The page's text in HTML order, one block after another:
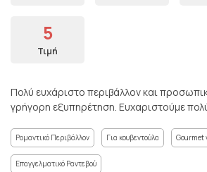
5
Τιμή
Πολύ ευχάριστο περιβάλλον και
γρήγορη εξυπηρέτηση. Ευχαριστούμε
Ρομαντικό Περιβάλλον Για κουβεντούλα Gourmet
Επαγγελματικό Ραντεβού